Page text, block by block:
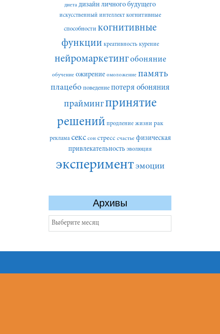
диета дизайн личного будущего
искусственный интеллект когнитивные
способности когнитивные
функции креативность курение
нейромаркетингобоняние
обучение ожирение омоложение память
плацебо поведение потеря обоняния
праймингпринятие
решений продление жизни рак
реклама секс сон стресс счастье физическая
привлекательность эволюция
экспериментэмоции
Архивы
Архивы